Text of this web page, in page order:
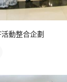
動整合企劃